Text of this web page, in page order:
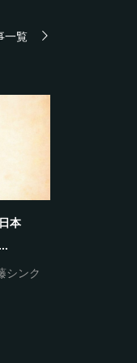
一覧
本
シンク